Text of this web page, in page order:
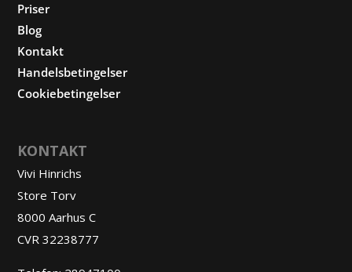
Priser
Blog
Kontakt
Handelsbetingelser
Cookiebetingelser
KONTAKT
Vivi Hinrichs
Store Torv
8000 Aarhus C
CVR 32238777